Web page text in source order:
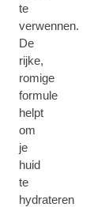
te
verwennen.
De
rijke,
romige
formule
helpt
om
je
huid
te
hydrateren